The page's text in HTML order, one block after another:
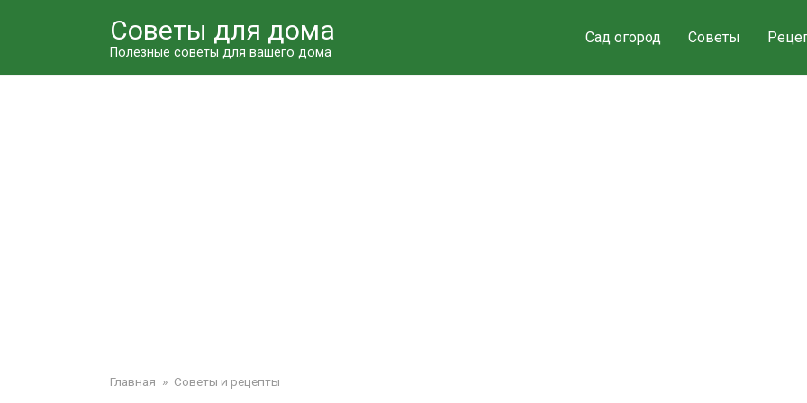
Советы для дома
Полезные советы для вашего дома
Сад огород Советы
Главная » Советы и рецепты